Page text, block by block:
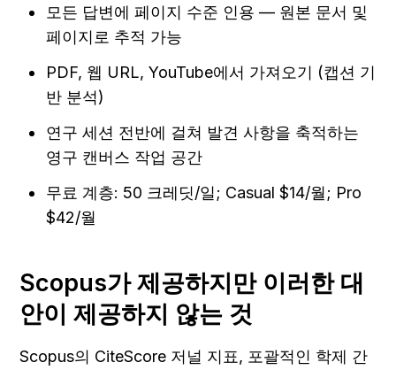
모든 답변에 페이지 수준 인용 — 원본 문서 및
페이지로 추적 가능
PDF, 웹 URL, YouTube에서 가져오기 (캡션 기
반 분석)
연구 세션 전반에 걸쳐 발견 사항을 축적하는
영구 캔버스 작업 공간
무료 계층: 50 크레딧/일; Casual $14/월; Pro
$42/월
Scopus가 제공하지만 이러한 대
안이 제공하지 않는 것
Scopus의 CiteScore 저널 지표, 포괄적인 학제 간